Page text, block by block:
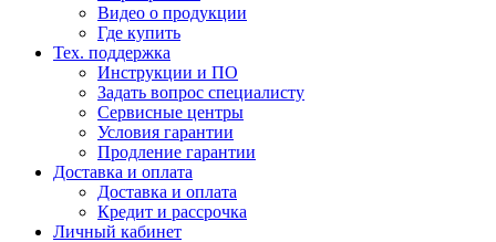
Видео о продукции
Где купить
Тех. поддержка
Инструкции и ПО
Задать вопрос специалисту
Сервисные центры
Условия гарантии
Продление гарантии
Доставка и оплата
Доставка и оплата
Кредит и рассрочка
Личный кабинет